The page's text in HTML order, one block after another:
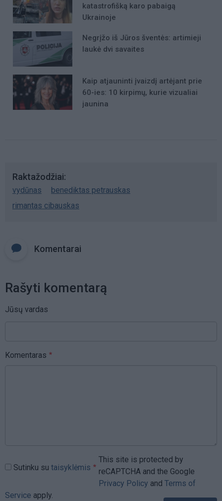
katastrofišką karo pabaigą
Ukrainoje
Negrįžo iš Jūros šventės: artimieji
laukė dvi savaites
Kaip atjauninti įvaizdį artėjant prie
60-ies: 10 kirpimų, kurie vizualiai
jaunina
Raktažodžiai
vydūnas
benediktas petrauskas
rimantas cibauskas
Komentarai
Rašyti komentarą
Jūsų vardas
Komentaras
Sutinku su taisyklėmis
This site is protected by
reCAPTCHA and the Google
Privacy Policy and Terms of
Service apply.